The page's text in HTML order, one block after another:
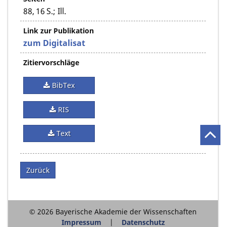
88, 16 S.; Ill.
Link zur Publikation
zum Digitalisat
Zitiervorschläge
BibTex
RIS
Text
Zurück
© 2026 Bayerische Akademie der Wissenschaften
Impressum
Datenschutz